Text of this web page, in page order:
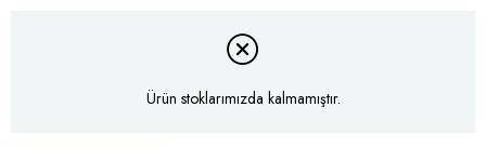
Ürün stoklarımızda kalmamıştır.